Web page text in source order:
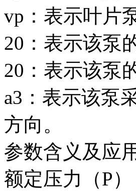
vp：表示叶片
20：表示该泵
20：表示该泵
a3：表示该泵
方向。
参数含义及应
额定压力（P